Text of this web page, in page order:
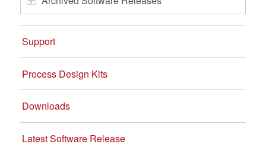
Support
Process Design Kits
Downloads
Latest Software Release